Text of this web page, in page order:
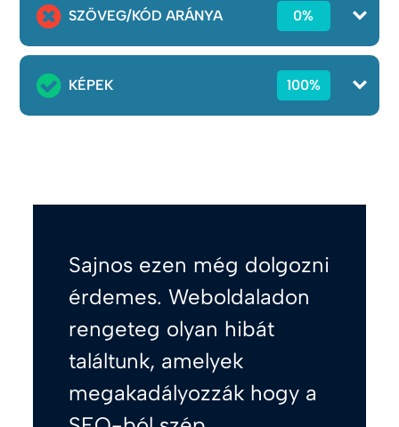
SZÖVEG/KÓD ARÁNYA 0%
KÉPEK 100%
Sajnos ezen még dolgozni
érdemes. Weboldaladon
rengeteg olyan hibát
találtunk, amelyek
megakadályozzák hogy a